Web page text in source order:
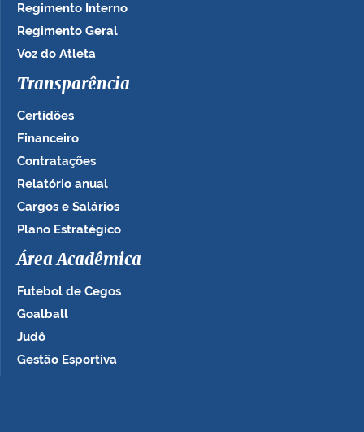
Regimento Interno
Regimento Geral
Voz do Atleta
Transparência
Certidões
Financeiro
Contratações
Relatório anual
Cargos e Salários
Plano Estratégico
Área Acadêmica
Futebol de Cegos
Goalball
Judô
Gestão Esportiva